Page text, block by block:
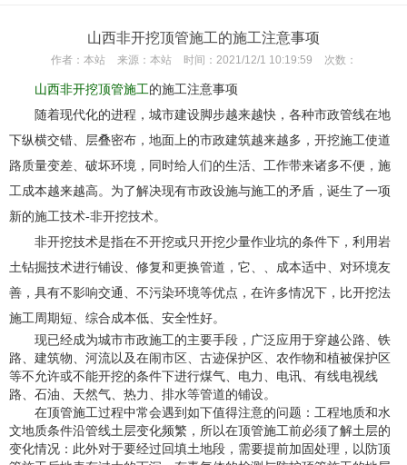
山西非开挖顶管施工的施工注意事项
作者： 本站 来源： 本站 时间： 2021/12/1 10:19:59 次数：
山西非开挖顶管施工的施工注意事项
随着现代化的进程，城市建设脚步越来越快，各种市政管线在地
下纵横交错、层叠密布，地面上的市政建筑越来越多，开挖施工使道
路质量变差、破坏环境，同时给人们的生活、工作带来诸多不便，施
工成本越来越高。为了解决现有市政设施与施工的矛盾，诞生了一项
新的施工技术-非开挖技术。
非开挖技术是指在不开挖或只开挖少量作业坑的条件下，利用岩
土钻掘技术进行铺设、修复和更换管道，它、、成本适中、对环境友
善，具有不影响交通、不污染环境等优点，在许多情况下，比开挖法
施工周期短、综合成本低、安全性好。
现已经成为城市市政施工的主要手段，广泛应用于穿越公路、铁
路、建筑物、河流以及在闹市区、古迹保护区、农作物和植被保护区
等不允许或不能开挖的条件下进行煤气、电力、电讯、有线电视线
路、石油、天然气、热力、排水等管道的铺设。
在顶管施工过程中常会遇到如下值得注意的问题：工程地质和水
文地质条件沿管线土层变化频繁，所以在顶管施工前必须了解土层的
变化情况：此外对于要经过回填土地段，需要提前加固处理，以防顶